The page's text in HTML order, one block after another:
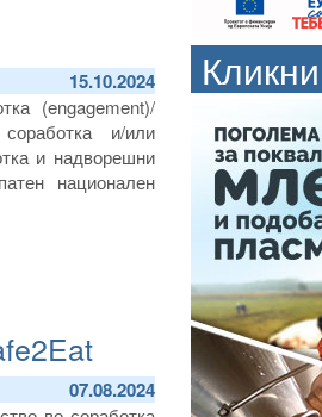
15.10.2024
(engagement)/
и/или
и надворешни
национален
07.08.2024